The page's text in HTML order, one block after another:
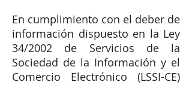
En cumplimiento con el deber de
información dispuesto en la Ley
34/2002 de Servicios de la
Sociedad de la Información y el
Comercio Electrónico (LSSI-CE)